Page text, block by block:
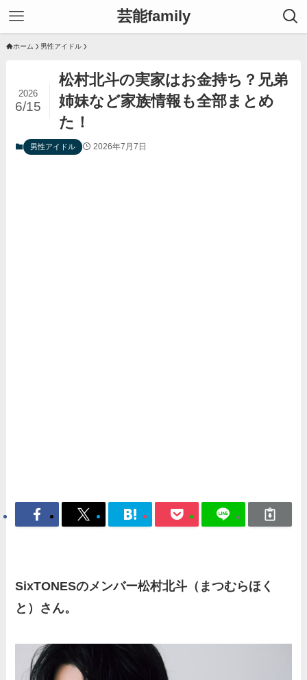
芸能family
ホーム 男性アイドル
松村北斗の実家はお金持ち？兄弟
姉妹など家族情報も全部まとめ
た！
2026
6/15
男性アイドル 2026年7月7日
SixTONESのメンバー松村北斗（まつむらほく
と）さん。